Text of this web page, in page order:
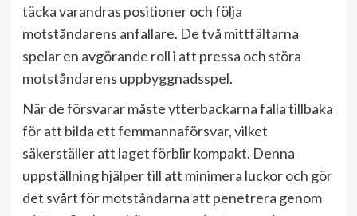
täcka varandras positioner och följa
motståndarens anfallare. De två mittfältarna
spelar en avgörande roll i att pressa och störa
motståndarens uppbyggnadsspel.
När de försvarar måste ytterbackarna falla tillbaka
för att bilda ett femmannaförsvar, vilket
säkerställer att laget förblir kompakt. Denna
uppställning hjälper till att minimera luckor och gör
det svårt för motståndarna att penetrera genom